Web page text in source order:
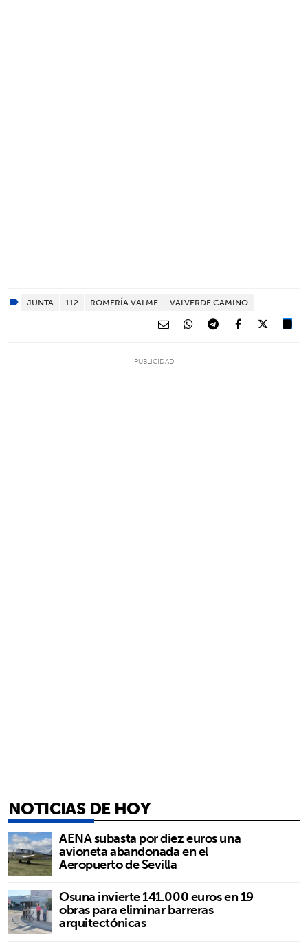
JUNTA 112 ROMERÍA VALME VALVERDE CAMINO
NOTICIAS DE HOY
AENA subasta por diez euros una
avioneta abandonada en el
Aeropuerto de Sevilla
Osuna invierte 141.000 euros en 19
obras para eliminar barreras
arquitectónicas